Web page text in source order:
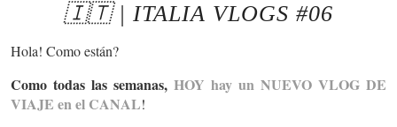
🇮🇹 | ITALIA VLOGS #06
Hola! Como están?
Como todas las semanas, HOY hay un NUEVO VLOG DE
VIAJE en el CANAL!